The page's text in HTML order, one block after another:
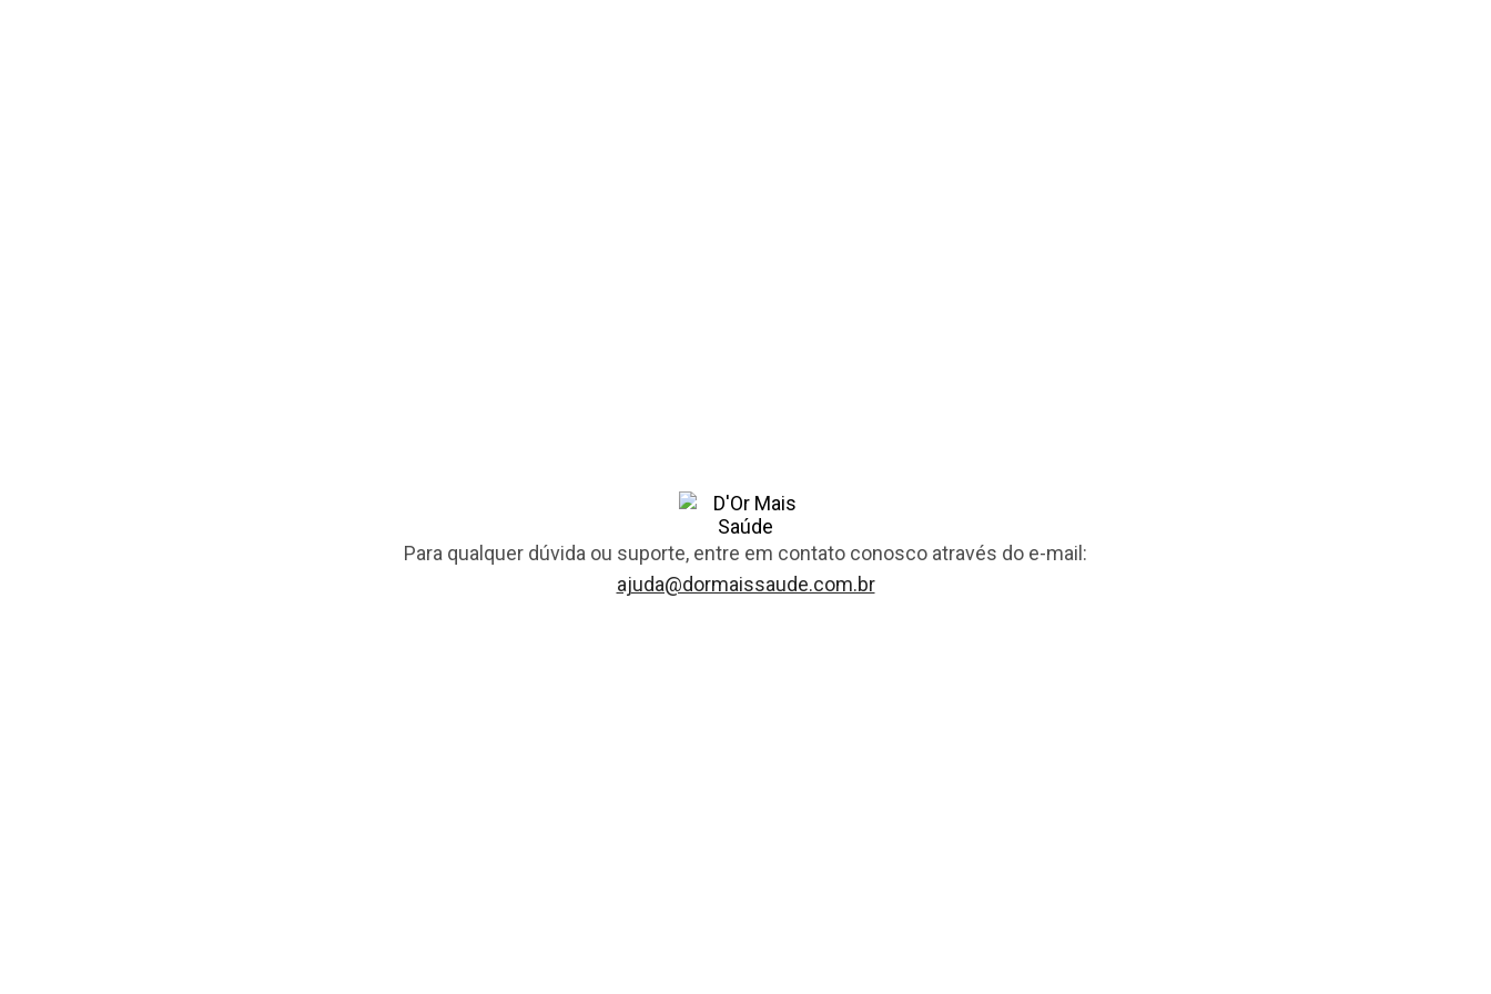
Para qualquer dúvida ou suporte, entre em contato conosco através do e-mail:
ajuda@dormaissaude.com.br